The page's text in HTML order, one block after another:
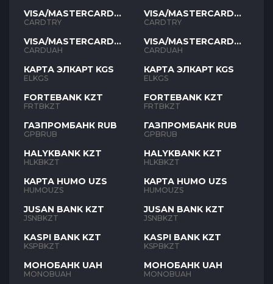
VISA/MASTERCARD
TYR
CARDTRY
VISA/MASTERCARD
UAH
CARDUAH
КАРТА ЭЛКАРТ KGS
ELKGS
FORTEBANK KZT
FRTBKZT
ГАЗПРОМБАНК RUB
GPBRUB
HALYKBANK KZT
HLKBKZT
КАРТА HUMO UZS
HUMOUZS
JUSAN BANK KZT
JSNBKZT
KASPI BANK KZT
KSPBKZT
МОНОБАНК UAH
MONOBUAH
VISA/MASTERCARD
TYR
CARDTRY
VISA/MASTERCARD
UAH
CARDUAH
КАРТА ЭЛКАРТ KGS
ELKGS
FORTEBANK KZT
FRTBKZT
ГАЗПРОМБАНК RUB
GPBRUB
HALYKBANK KZT
HLKBKZT
КАРТА HUMO UZS
HUMOUZS
JUSAN BANK KZT
JSNBKZT
KASPI BANK KZT
KSPBKZT
МОНОБАНК UAH
MONOBUAH